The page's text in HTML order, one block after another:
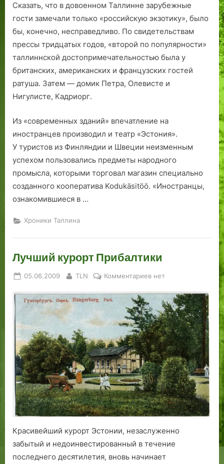
Сказать, что в довоенном Таллинне зарубежные
гости замечали только «российскую экзотику», было
бы, конечно, несправедливо. По свидетельствам
прессы тридцатых годов, «второй по популярности»
таллиннской достопримечательностью была у
британских, американских и французских гостей
ратуша. Затем — домик Петра, Олевисте и
Нигулисте, Кадриорг.
Из «современных зданий» впечатление на
иностранцев производил и театр «Эстония».
У туристов из Финляндии и Швеции неизменным
успехом пользовались предметы народного
промысла, которыми торговал магазин специально
созданного кооператива Kodukäsitöö. «Иностранцы,
ознакомившиеся в …
Хроники Таллина
Лучший курорт Прибалтики
Posted
05.06.2009 By
TLN Комментариевк
Лучший
курорт
Прибалтики
нет
Красивейший курорт Эстонии, незаслуженно
забытый и недоинвестированный в течение
последнего десятилетия, вновь начинает